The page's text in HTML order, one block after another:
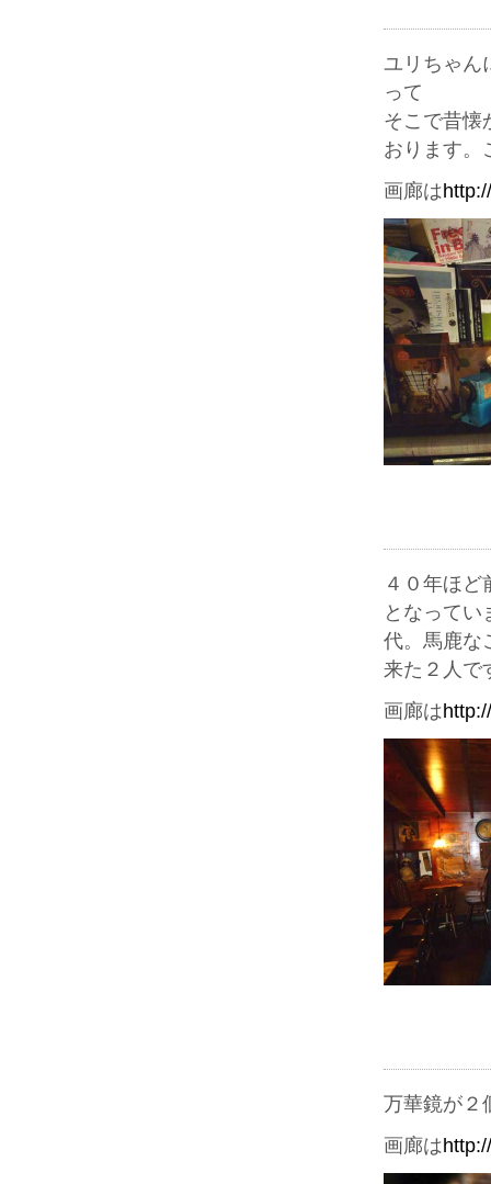
ユリちゃん
って
そこで昔懐
おります。
画廊は
４０年ほ
となってい
代。馬鹿な
来た２人で
画廊は
万華鏡が２
画廊は